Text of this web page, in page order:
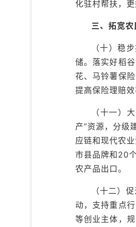
化驻村帮扶，
三、拓宽
（十）稳
储。落实好稻
花、马铃薯保
提高保险理赔效
（十一）
产”资源，分级
应链和现代农
市县品牌和20
农产品出口。
（十二）
动，支持重点
等创业主体，